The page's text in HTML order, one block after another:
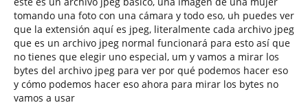
tomando una foto con una cámara y todo eso, uh puedes ver
que la extensión aquí es jpeg, literalmente cada archivo jpeg
que es un archivo jpeg normal funcionará para esto así que
no tienes que elegir uno especial, um y vamos a mirar los
bytes del archivo jpeg para ver por qué podemos hacer eso
y cómo podemos hacer eso ahora para mirar los bytes no
vamos a usar